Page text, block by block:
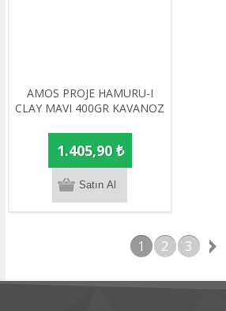
AMOS PROJE HAMURU-I
CLAY MAVI 400GR KAVANOZ
1.405,90 ₺
1 2 3